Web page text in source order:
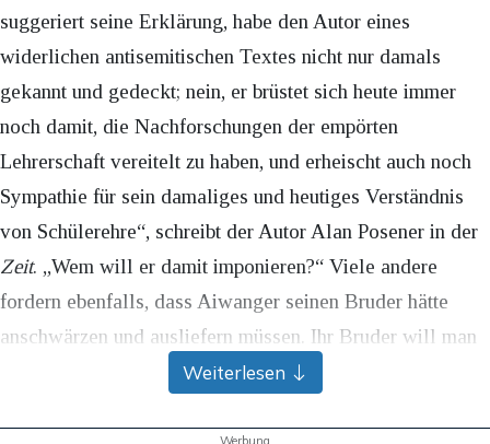
suggeriert seine Erklärung, habe den Autor eines
widerlichen antisemitischen Textes nicht nur damals
gekannt und gedeckt; nein, er brüstet sich heute immer
noch damit, die Nachforschungen der empörten
Lehrerschaft vereitelt zu haben, und erheischt auch noch
Sympathie für sein damaliges und heutiges Verständnis
von Schülerehre“, schreibt der Autor Alan Posener in der
Zeit. „Wem will er damit imponieren?“ Viele andere
fordern ebenfalls, dass Aiwanger seinen Bruder hätte
anschwärzen und ausliefern müssen. Ihr Bruder will man
nicht sein. Ungefähr solange es Recht gibt, gibt es auch
Weiterlesen